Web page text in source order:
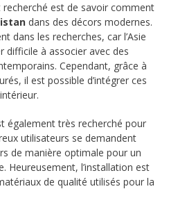
est de savoir comment
dans des décors modernes.
dans les recherches, car l’Asie
difficile à associer avec des
Cependant, grâce à
il est possible d’intégrer ces
également très recherché pour
utilisateurs se demandent
de manière optimale pour un
Heureusement, l’installation est
de qualité utilisés pour la